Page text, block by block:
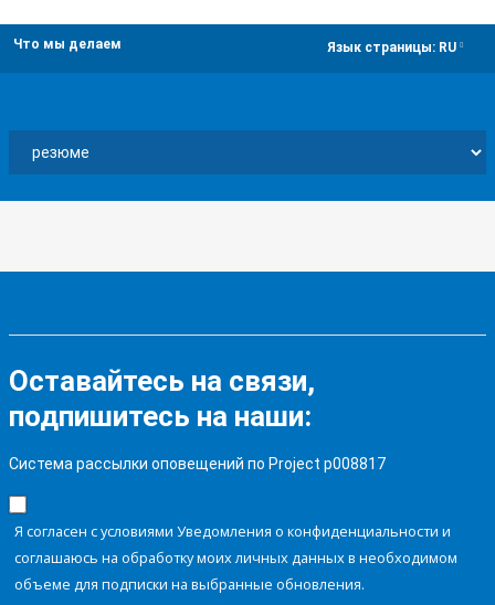
Что мы делаем Язык страницы: RU
Оставайтесь на связи,
подпишитесь на наши:
Система рассылки оповещений по Project p008817
Я согласен с условиями Уведомления о конфиденциальности и
соглашаюсь на обработку моих личных данных в необходимом
объеме для подписки на выбранные обновления.